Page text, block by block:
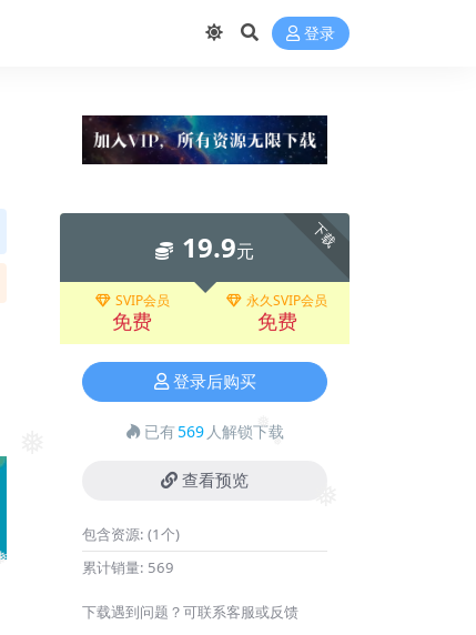
登录
下载
19.9元
SVIP会员
免费
永久SVIP会员
免费
登录后购买
已有569 人解锁下载
查看预览
包含资源: (1个)
累计销量: 569
下载遇到问题？可联系客服或反馈